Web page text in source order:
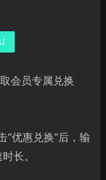
会员专属兑换
“优惠兑换”后，输
长。